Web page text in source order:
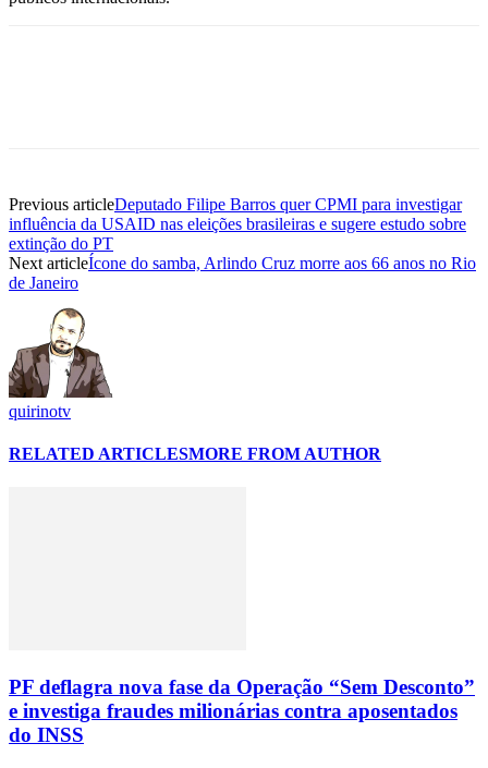
Previous articleDeputado Filipe Barros quer CPMI para investigar
influência da USAID nas eleições brasileiras e sugere estudo sobre
extinção do PT
Next articleÍcone do samba, Arlindo Cruz morre aos 66 anos no Rio
de Janeiro
quirinotv
RELATED ARTICLESMORE FROM AUTHOR
PF deflagra nova fase da Operação “Sem Desconto”
e investiga fraudes milionárias contra aposentados
do INSS